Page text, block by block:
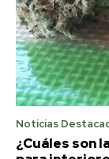
Noticias
¿Cuáles son